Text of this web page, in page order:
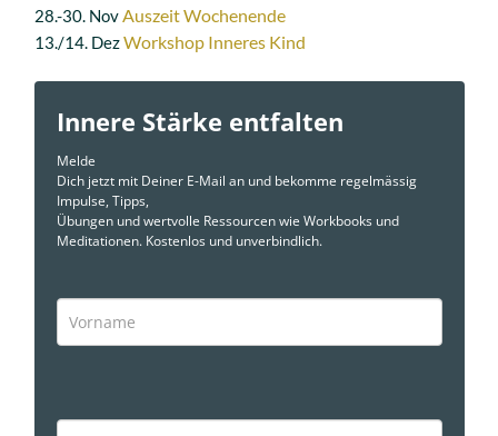
28.-30. NovAuszeit Wochenende
13./14. DezWorkshop Inneres Kind
Innere Stärke entfalten
Melde
Dich jetzt mit Deiner E-Mail an und bekomme regelmässig
Impulse, Tipps,
Übungen und wertvolle Ressourcen wie Workbooks und
Meditationen. Kostenlos und unverbindlich.